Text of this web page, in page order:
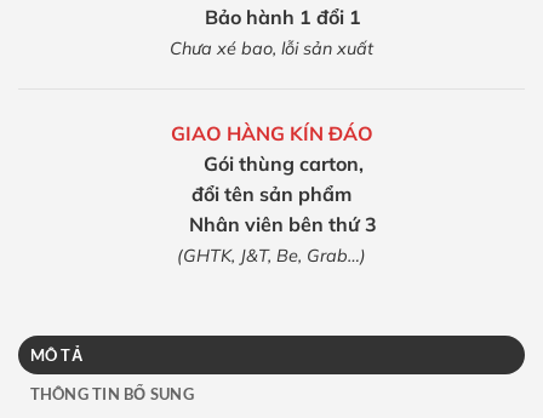
Bảo hành 1 đổi 1
Chưa xé bao, lỗi sản xuất
GIAO HÀNG KÍN ĐÁO
Gói thùng carton,
đổi tên sản phẩm
Nhân viên bên thứ 3
(GHTK, J&T, Be, Grab…)
MÔ TẢ
THÔNG TIN BỔ SUNG